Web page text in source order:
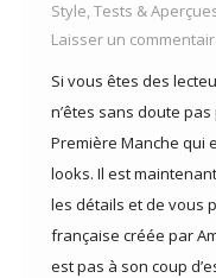
Style Tests &
Laisser un
Si vous êtes des
n’êtes sans doute
Première Manche qui
looks. Il est
les détails et de vous
française créée par
est pas à son coup